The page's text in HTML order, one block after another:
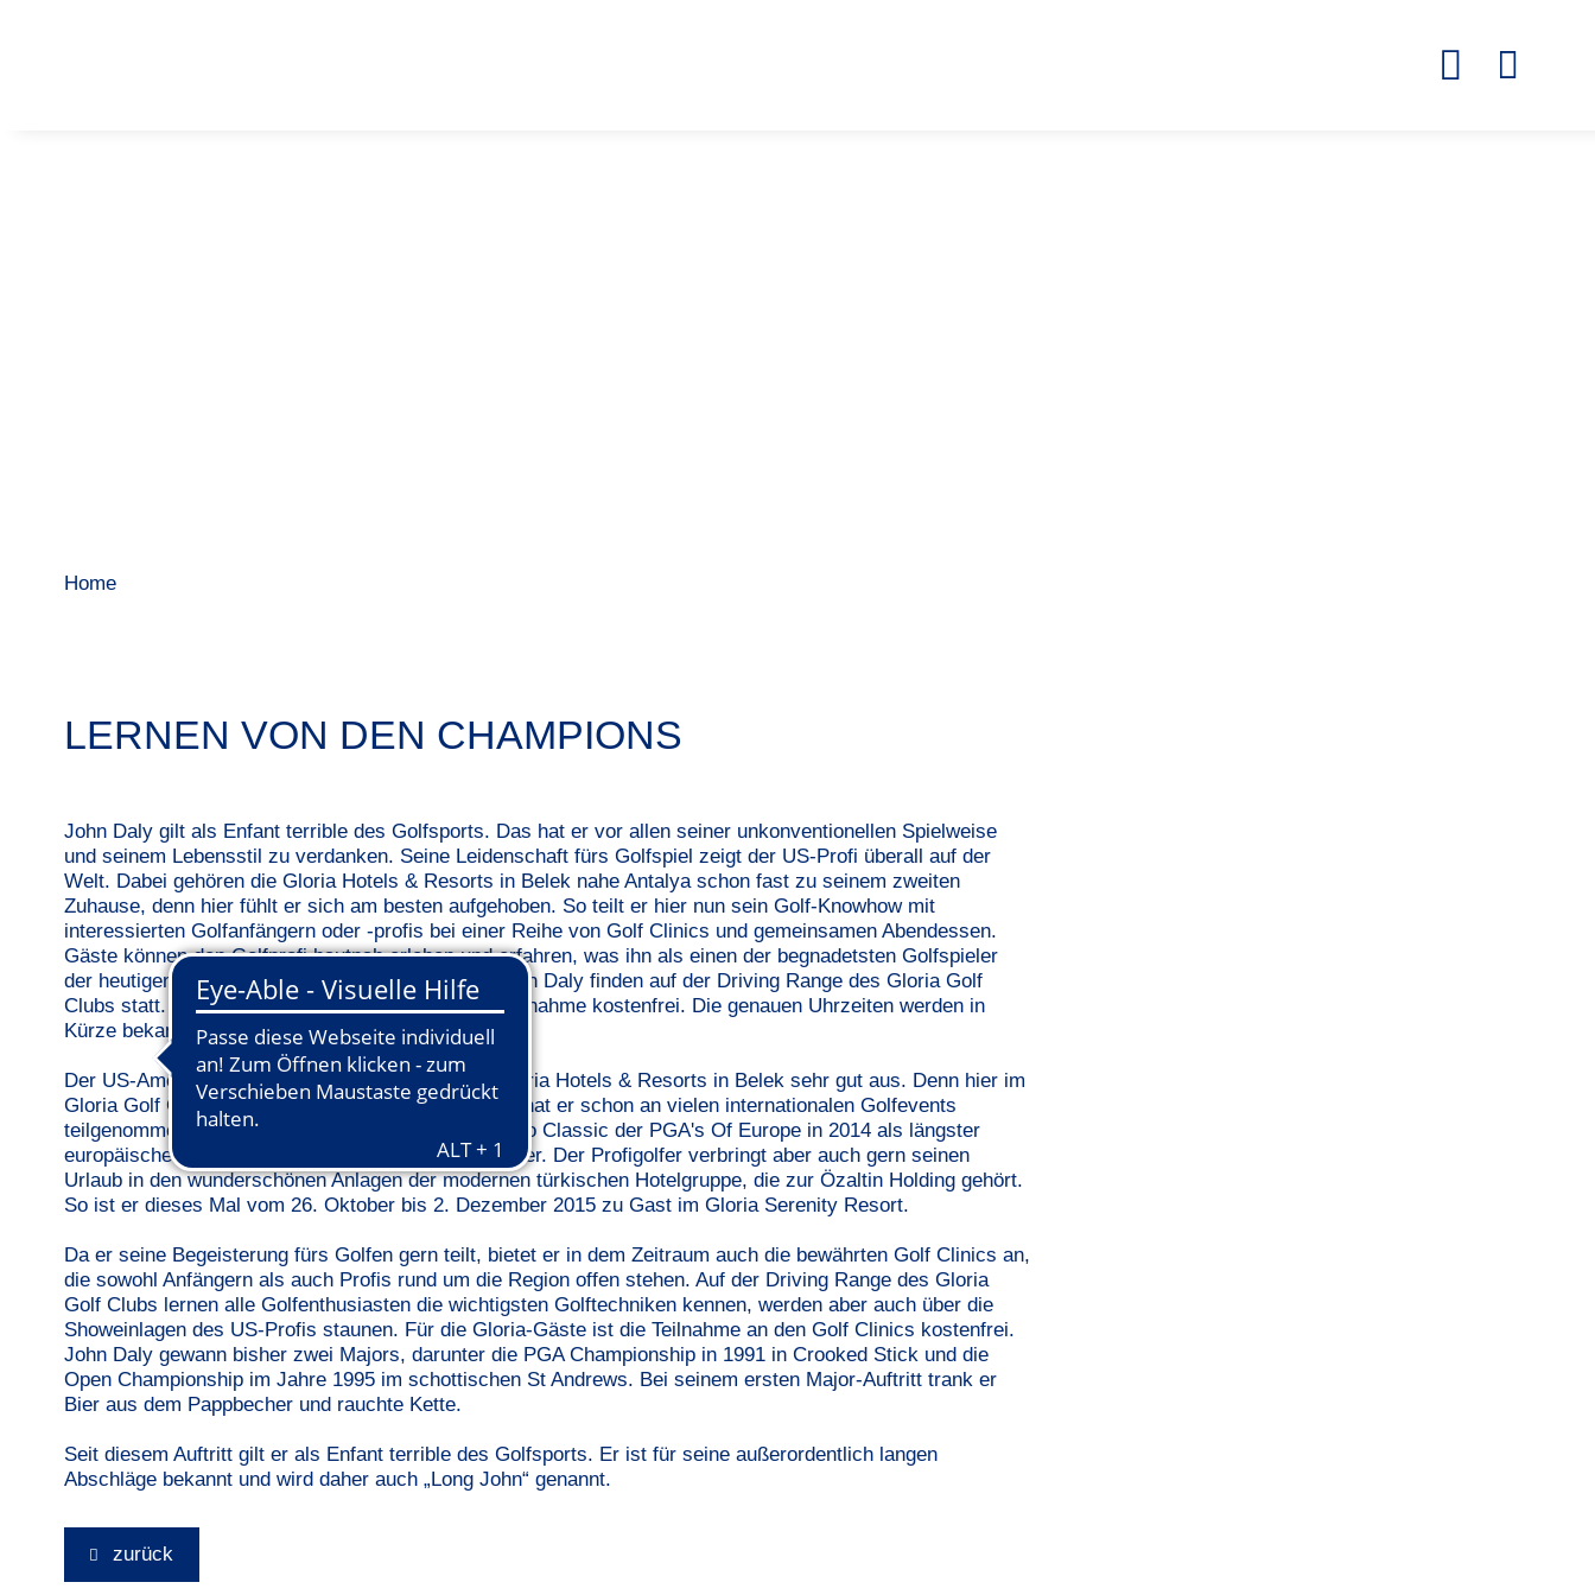
Home
LERNEN VON DEN CHAMPIONS
John Daly gilt als Enfant terrible des Golfsports. Das hat er vor allen seiner unkonventionellen Spielweise
und seinem Lebensstil zu verdanken. Seine Leidenschaft fürs Golfspiel zeigt der US-Profi überall auf der
Welt. Dabei gehören die Gloria Hotels & Resorts in Belek nahe Antalya schon fast zu seinem zweiten
Zuhause, denn hier fühlt er sich am besten aufgehoben. So teilt er hier nun sein Golf-Knowhow mit
interessierten Golfanfängern oder -profis bei einer Reihe von Golf Clinics und gemeinsamen Abendessen.
Gäste können den Golfprofi hautnah erleben und erfahren, was ihn als einen der begnadetsten Golfspieler
der heutigen Zeit ausmacht. Die Golf Clinics mit John Daly finden auf der Driving Range des Gloria Golf
Clubs statt. Für die Hotelgäste von Gloria ist die Teilnahme kostenfrei. Die genauen Uhrzeiten werden in
Kürze bekannt gegeben.
Der US-Amerikaner John Daly kennt sich in den Gloria Hotels & Resorts in Belek sehr gut aus. Denn hier im
Gloria Golf Club, dem größten Golfplatz der Türkei, hat er schon an vielen internationalen Golfevents
teilgenommen. Dazu gehörte beispielsweise die Beko Classic der PGA's Of Europe in 2014 als längster
europäischer Wettbewerb für Profi- und Amateurgolfer. Der Profigolfer verbringt aber auch gern seinen
Urlaub in den wunderschönen Anlagen der modernen türkischen Hotelgruppe, die zur Özaltin Holding gehört.
So ist er dieses Mal vom 26. Oktober bis 2. Dezember 2015 zu Gast im Gloria Serenity Resort.
Da er seine Begeisterung fürs Golfen gern teilt, bietet er in dem Zeitraum auch die bewährten Golf Clinics an,
die sowohl Anfängern als auch Profis rund um die Region offen stehen. Auf der Driving Range des Gloria
Golf Clubs lernen alle Golfenthusiasten die wichtigsten Golftechniken kennen, werden aber auch über die
Showeinlagen des US-Profis staunen. Für die Gloria-Gäste ist die Teilnahme an den Golf Clinics kostenfrei.
John Daly gewann bisher zwei Majors, darunter die PGA Championship in 1991 in Crooked Stick und die
Open Championship im Jahre 1995 im schottischen St Andrews. Bei seinem ersten Major-Auftritt trank er
Bier aus dem Pappbecher und rauchte Kette.
Seit diesem Auftritt gilt er als Enfant terrible des Golfsports. Er ist für seine außerordentlich langen
Abschläge bekannt und wird daher auch „Long John“ genannt.
zurück